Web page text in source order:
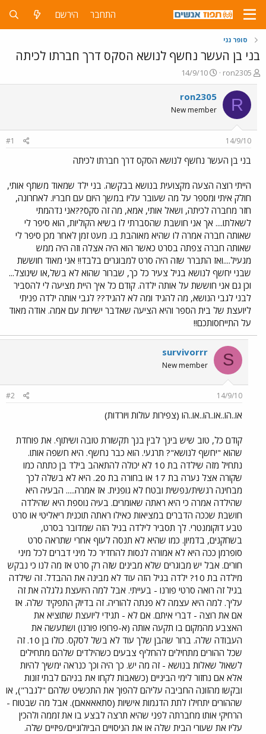
התחבר הירשם
סופר נני
בני בן העשר נחשף לנושא הסקס דרך חברתו לכיתה
פ
ו
ת
ח
ה
ו
ש
א
ron2305
פ
ו
ר
ס
ם
ר
14/9/10
R
ron2305
New member
14/9/10
#1
בני בן העשר נחשף לנושא הסקס דרך חברתו לכיתה
הייתי רוצה הצעה מקצועית בנושא בבקשה. בני ילד שמאוד משתף אותי,
חולק איתי ומספר על מה שעובר עליו במשך היום עם חבריו. לאחרונה,
חזר מחברה לכיתה, ושאל אותי, אמא, מה זה סקס??אני נדהמתי
לשאלתו.... אך אני חושבת שהסברתי לו בשיא הקוליות, הוא סיפר לי
שאותה חברה אמרה לו שהיא מאוהבת בו. מעט זמן לאחר מכן סיפר לי
שאותה חברה צפתה בסרט כאשר הוא היה אצלה וזה היה ממש
מגעיל....ואז התברר שזה היה סרט למבוגרים בלבד!! אני מאוד חוששת
שבני יחשף לנושא בגיל צעיר כל כך, שברור שהוא לא בשל,או שינוצל...
וכן גם אני חוששת על אותה ילדה. קודם כל איך היית מציעה לי להסביר
לבני לגבי הנושא, מה להגיד ומה לא להגיד?? לגבי אותה ילדה פניתי
ליועצת של בית הספר והיא הציעה שאדבר ישירות עם אמה. אודה מאוד
על התייחסותכם!!
S
survivorrr
New member
14/9/10
#2
או..הו..או..הו..או..הו (צפירות עולות ויורדות)
קודם כל, טוב שיש בינך לבין בנך תקשורת טובה ושיתוף. את פוחדת
שהוא "יחשף לנושא"? תרגעי. הוא כבר נחשף. היא חשפה אותו.
נתחיל מזה שילדה בת 10 לא יכולה להתאהב בילד בן כתתה כמו
שקורה אצל נערה בת 17 או בחורה בת 20. היא לא בשלה לכך
מבחינה רגשית/נפשית ובטח לא גופנית. אז אמרה..... הבעיה היא
שהילדה אמרה כי היא ראתה שאומרים. בעיה נוספת היא שהילדה
חושבת שככה הדברים במציאות כאילו ראתה תוכנית ריאליטי או סרט
טבע דוקומנטרי. לך תסביר לילדה בגיל הזה שמדובר בסרט,
בשחקנים, בדמיון. כמו שהיא לא תנסה לעוף אחרי שתראה סרט
סופרמן ככה היא לא אמורה לנסות להחדיר כל מיני דברים לכל מיני
חורים. אבל יש מבוגרים שלא מבינים שזה רק סרט אז מה לנו כי נבקש
מילדה בת 10? ילדה בגיל הזה עוד לא מבינה את ההבדל. זה שילדה
בגיל זה רואה סרטי פורנו - בעייתי. אבל למה היועצת גלגלה את זה
עליך. למה היא עצמה לא פנתה להוריה. זה בדיוק התפקיד שלה. אז
אם את רוצה - דברי איתם. אם לא - תגידי ליועצת שתוציא את
האצבע מהמקום בו תקעה אותה (א-פרופו פורנו) ושתעשה את
העבודה שלה. ברור שהבן שלך עוד לא בשל לסקס. כולו בן 10. זה
שכל ההורים מתחילים להחליף צבעים כשהילדים שלהם מתחילים
לשאול שאלות בנושא - זה מה יש. כך היה וכך כנראה ימשיך להיות
אלא אם נחזור לימי הביניים (כשאבות לקחו את בניהם לבתי זונות
ובקשו מהזונה החביבה עליהם להפוך את התכשיט שלהם "לגבר"), או
שההורים יתחילו לתת הדגמות אישיות (סתאאאאם). אבל מה שבטוח -
הרחיקי אותו מחברתה לפני שהיא תרצה לבצע בו את זממה ולהכין
עליו את שעורי הבית שלה או את הניסויים הביולוגיים/פיזיים שלה.